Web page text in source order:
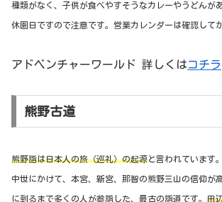
種類がなく、子供が食べやすそうなカレーやうどんが
休園日ですので注意です。営業カレンダーは確認して
アドベンチャーワールド 詳しくはコチラ
熊野古道
熊野詣は日本人の旅（巡礼）の起源と言われています
中世にかけて、本宮、新宮、那智の熊野三山の信仰が
に到るまで多くの人が参詣した、最古の詣道です。 田